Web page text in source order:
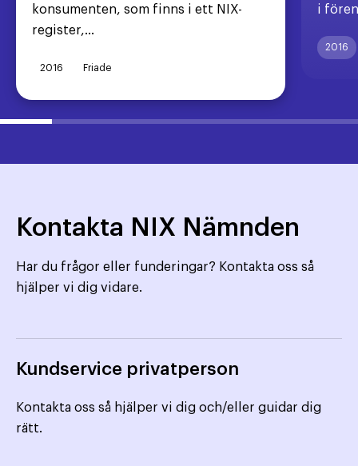
konsumenten, som finns i ett NIX-
register,...
2016 Friade
i
2016
Kontakta NIX Nämnden
Har du frågor eller funderingar? Kontakta oss så
hjälper vi dig vidare.
Kundservice privatperson
Kontakta oss så hjälper vi dig och/eller guidar dig
rätt.